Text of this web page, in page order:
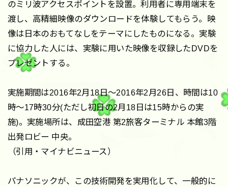
のミリ波アクセスポイントを設置。利用者に専用端末を
渡し、高精細映像のダウンロードを体験してもらう。映
像は日本のおもてなしをテーマにしたものになる。実験
に協力した人には、実験に用いた映像を収録したDVDを
プレゼントする。
実施期間は2016年2月18日～2016年2月26日、時間は10
時～17時30分(ただし初日の2月18日は15時からの実
施)。実施場所は、成田空港 第2旅客ターミナル 本館3階
出発ロビー 中央。
（引用・マイナビニュース）
パナソニックが、この技術開発を実用化して、一般的に